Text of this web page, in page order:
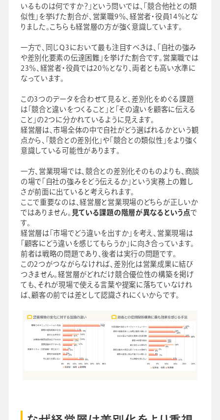
いるものは何ですか？」という問いでは、「競合他社との類
似性」を挙げた割合が、営業職9％、経営者・役員14％とな
りました。こちらも経営層の方が強く意識しています。
一方で、同じQ3において最も注目すべきは、「自社の強み
や差別化要素の伝達困難」を挙げた割合です。営業職では
23％、経営者・役員では20％となり、両者とも高い水準に
なっています。
この3つのデータを合わせて見ると、差別化をめぐる課題
は「競合と違いをつくること」と「その違いを顧客に伝える
こと」の2つに分かれているように見えます。
経営層は、市場全体の中で自社がどう選ばれるかという観
点から、「競合との差別化」や「競合との類似性」をより強く
意識している可能性があります。
一方、営業現場では、競合との差別化そのものよりも、商談
の場で「自社の強みをどう伝えるか」という実務上の難し
さが前面に出ていると考えられます。
ここで重要なのは、経営層と営業現場のどちらが正しいか
ではありません。 見ている課題の階層が異なるという点で
す。
経営層は「市場でどう違いを出すか」を考え、営業現場は
「顧客にどう違いを感じてもらうか」に向き合っています。
前者は戦略の問題であり、後者は実行の問題です。
この2つがつながらなければ、差別化は営業成果に結び
つきません。経営層がどれだけ競合優位性の構築を掲げ
ても、それが現場で使える言葉や提案に落ちていなけれ
ば、顧客の前では差として認識されにくいからです。